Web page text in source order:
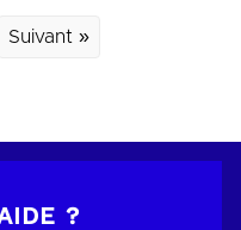
Suivant »
?